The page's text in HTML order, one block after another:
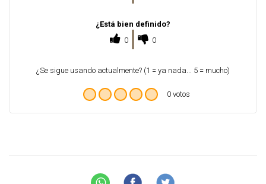
¿Está bien definido?
0
0
¿Se sigue usando actualmente? (1 = ya nada... 5 = mucho)
0 votos